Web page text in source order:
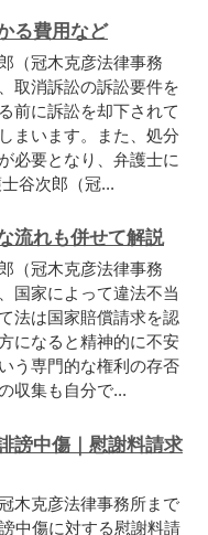
る費用など
（冠木克彦法律事務
取消訴訟の訴訟要件を
前に訴訟を却下されて
まいます。また、処分
必要となり、弁護士に
谷次郎（冠...
流れも併せて解説
（冠木克彦法律事務
国家によって違法不当
法は国家賠償請求を認
になると精神的に不安
う専門的な権利の存否
収集も自分で...
謗中傷｜慰謝料請求
木克彦法律事務所まで
中傷に対する慰謝料請